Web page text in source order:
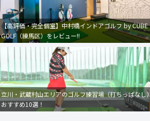
【高評価・完全個室】中村橋インドアゴルフ by CUBE
GOLF（練馬区）をレビュー!!
立川・武蔵村山エリアのゴルフ練習場（打ちっぱなし）
おすすめ10選！